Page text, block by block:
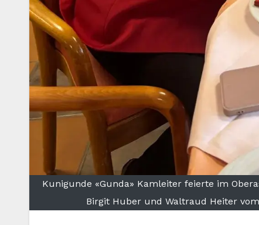
Kunigunde «Gunda» Kamleiter feierte im
Birgit Huber und Waltraud Heiter